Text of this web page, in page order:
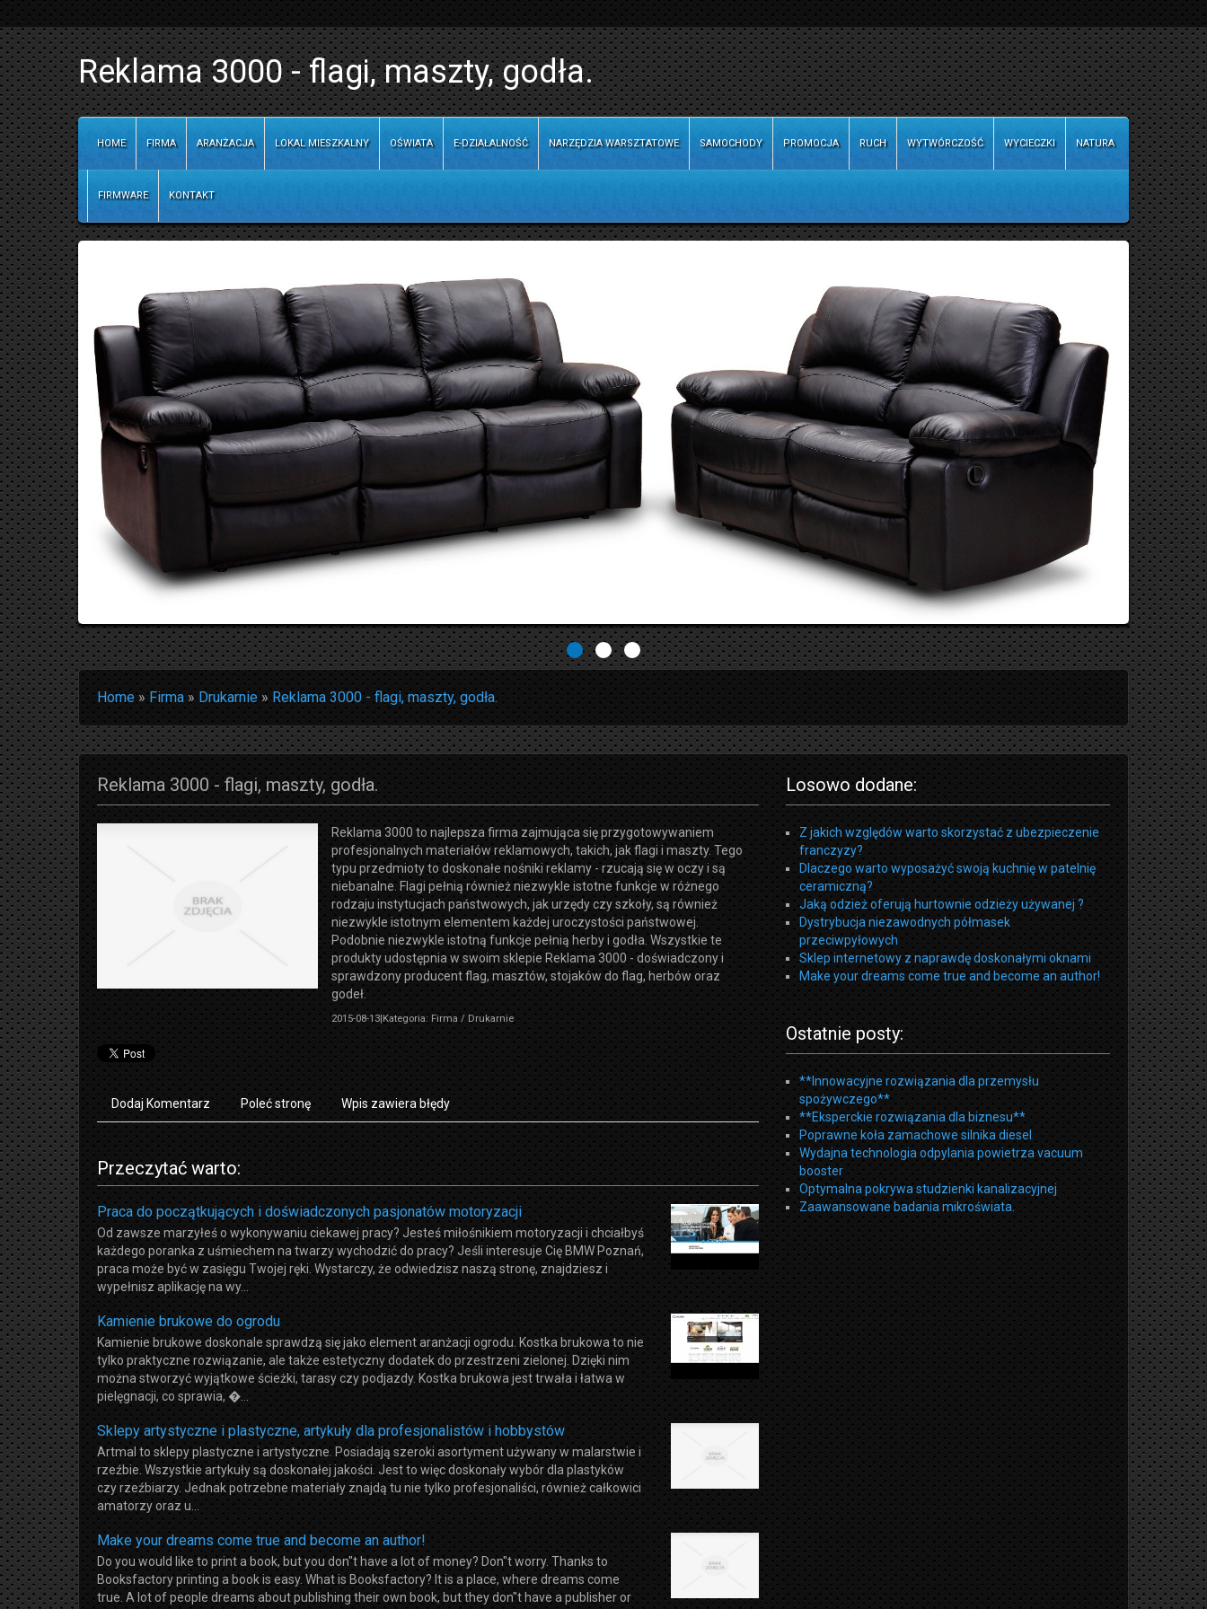
Reklama 3000 - flagi, maszty, godła.
HOME FIRMA ARANŻACJA LOKAL MIESZKALNY OŚWIATA E-DZIAŁALNOŚĆ NARZĘDZIA WARSZTATOWE SAMOCHODY PROMOCJA RUCH WYTWÓRCZOŚĆ WYCIECZKI NATURA
FIRMWARE KONTAKT
Home»Firma» Drukarnie»Reklama 3000 - flagi, maszty, godła.
Reklama 3000 - flagi, maszty, godła.
Reklama 3000 to najlepsza firma zajmująca się przygotowywaniem
profesjonalnych materiałów reklamowych, takich, jak flagi i maszty. Tego
typu przedmioty to doskonałe nośniki reklamy - rzucają się w oczy i są
niebanalne. Flagi pełnią również niezwykle istotne funkcje w różnego
rodzaju instytucjach państwowych, jak urzędy czy szkoły, są również
niezwykle istotnym elementem każdej uroczystości państwowej.
Podobnie niezwykle istotną funkcje pełnią herby i godła. Wszystkie te
produkty udostępnia w swoim sklepie Reklama 3000 - doświadczony i
sprawdzony producent flag, masztów, stojaków do flag, herbów oraz
godeł.
2015-08-13|Kategoria: Firma / Drukarnie
Dodaj Komentarz Poleć stronę Wpis zawiera błędy
Przeczytać warto:
Praca do początkujących i doświadczonych pasjonatów motoryzacji
Od zawsze marzyłeś o wykonywaniu ciekawej pracy? Jesteś miłośnikiem motoryzacji i chciałbyś
każdego poranka z uśmiechem na twarzy wychodzić do pracy? Jeśli interesuje Cię BMW Poznań,
praca może być w zasięgu Twojej ręki. Wystarczy, że odwiedzisz naszą stronę, znajdziesz i
wypełnisz aplikację na wy...
Kamienie brukowe do ogrodu
Kamienie brukowe doskonale sprawdzą się jako element aranżacji ogrodu. Kostka brukowa to nie
tylko praktyczne rozwiązanie, ale także estetyczny dodatek do przestrzeni zielonej. Dzięki nim
można stworzyć wyjątkowe ścieżki, tarasy czy podjazdy. Kostka brukowa jest trwała i łatwa w
pielęgnacji, co sprawia, �...
Sklepy artystyczne i plastyczne, artykuły dla profesjonalistów i hobbystów
Artmal to sklepy plastyczne i artystyczne. Posiadają szeroki asortyment używany w malarstwie i
rzeźbie. Wszystkie artykuły są doskonałej jakości. Jest to więc doskonały wybór dla plastyków
czy rzeźbiarzy. Jednak potrzebne materiały znajdą tu nie tylko profesjonaliści, również całkowici
amatorzy oraz u...
Make your dreams come true and become an author!
Do you would like to print a book, but you don"t have a lot of money? Don"t worry. Thanks to
Booksfactory printing a book is easy. What is Booksfactory? It is a place, where dreams come
true. A lot of people dreams about publishing their own book, but they don"t have a publisher or
Losowo dodane:
Z jakich względów warto skorzystać z ubezpieczenie
franczyzy?
Dlaczego warto wyposażyć swoją kuchnię w patelnię
ceramiczną?
Jaką odzież oferują hurtownie odzieży używanej ?
Dystrybucja niezawodnych półmasek
przeciwpyłowych
Sklep internetowy z naprawdę doskonałymi oknami
Make your dreams come true and become an author!
Ostatnie posty:
**Innowacyjne rozwiązania dla przemysłu
spożywczego**
**Eksperckie rozwiązania dla biznesu**
Poprawne koła zamachowe silnika diesel
Wydajna technologia odpylania powietrza vacuum
booster
Optymalna pokrywa studzienki kanalizacyjnej
Zaawansowane badania mikroświata.